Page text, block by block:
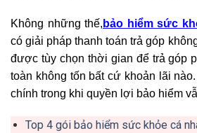
Không những thế, bảo hiểm sức
có giải pháp thanh toán trả góp
được tùy chọn thời gian để trả góp
toàn không tốn bất cứ khoản lãi
chính trong khi quyền lợi bảo hiểm
Top 4 gói bảo hiểm sức khỏe cá